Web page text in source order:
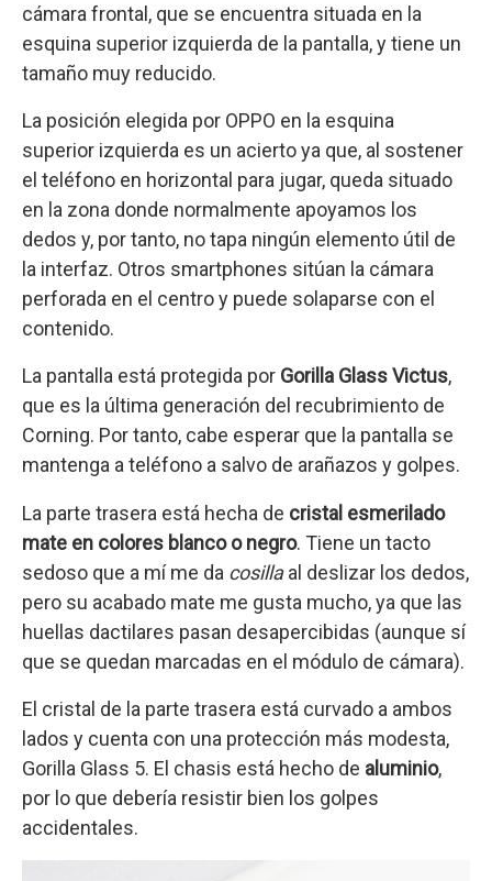
cámara frontal, que se encuentra situada en la
esquina superior izquierda de la pantalla, y tiene un
tamaño muy reducido.
La posición elegida por OPPO en la esquina
superior izquierda es un acierto ya que, al sostener
el teléfono en horizontal para jugar, queda situado
en la zona donde normalmente apoyamos los
dedos y, por tanto, no tapa ningún elemento útil de
la interfaz. Otros smartphones sitúan la cámara
perforada en el centro y puede solaparse con el
contenido.
La pantalla está protegida por Gorilla Glass Victus,
que es la última generación del recubrimiento de
Corning. Por tanto, cabe esperar que la pantalla se
mantenga a teléfono a salvo de arañazos y golpes.
La parte trasera está hecha de cristal esmerilado
mate en colores blanco o negro. Tiene un tacto
sedoso que a mí me da cosillaal deslizar los dedos,
pero su acabado mate me gusta mucho, ya que las
huellas dactilares pasan desapercibidas (aunque sí
que se quedan marcadas en el módulo de cámara).
El cristal de la parte trasera está curvado a ambos
lados y cuenta con una protección más modesta,
Gorilla Glass 5. El chasis está hecho de aluminio,
por lo que debería resistir bien los golpes
accidentales.